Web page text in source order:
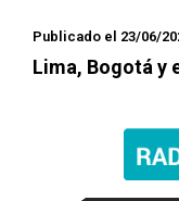
Publicado el 23/06/
Lima, Bogotá y